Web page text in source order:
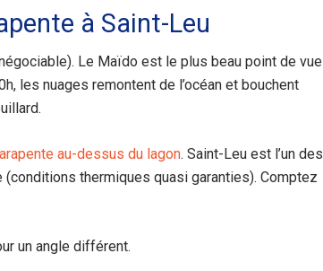
à Saint-Leu
Le Maïdo est le plus beau point de vue
les nuages remontent de l’océan et bouchent
au-dessus du lagon. Saint-Leu est l’un des
thermiques quasi garanties). Comptez
un angle différent.